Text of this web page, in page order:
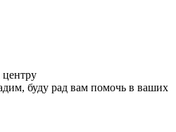
буду рад вам помочь в ваших